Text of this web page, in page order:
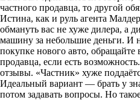
частного продавца, то другой
Истина, как и руль агента
обмануть вас не хуже дилера, а
машину за небольшие деньги. И
покупке нового авто,
продавца, если есть
отзывы. «Частник» хуже
Идеальный вариант — брать у
потом задавать вопросы. Но